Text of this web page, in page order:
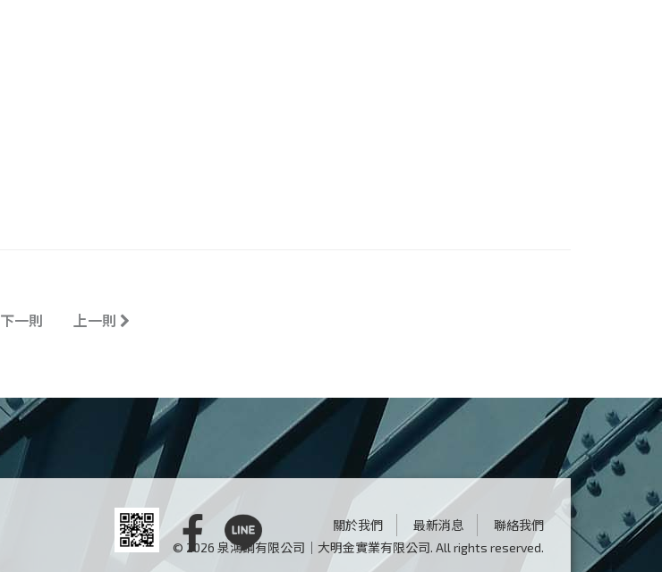
一則Previous上一則 Next
關於我們 最新消息
聯絡我們
© 2026 泉鴻鋼有限公司｜大明金實業有限公司. All rights reserved.